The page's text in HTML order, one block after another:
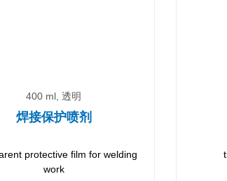
400 ml, 透明
焊接保护喷剂
protective film for welding
work